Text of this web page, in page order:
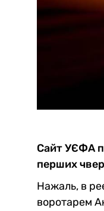
Сайт УЄФА
перших
Нажаль, в
воротарем